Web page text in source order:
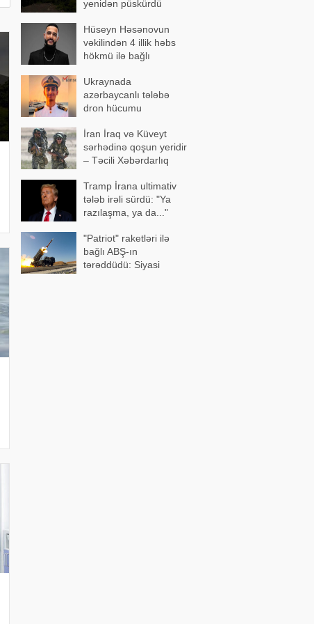
yenidən püskürdü
Hüseyn Həsənovun
vəkilindən 4 illik həbs
hökmü ilə bağlı
Ukraynada
azərbaycanlı tələbə
dron hücumu
Vəziyyəti ağırdırİran İraq və Küveyt
sərhədinə qoşun yeridir
– Təcili Xəbərdarlıq
Tramp İrana ultimativ
tələb irəli sürdü: "Ya
razılaşma, ya da..."
"Patriot" raketləri ilə
bağlı ABŞ-ın
tərəddüdü: Siyasi